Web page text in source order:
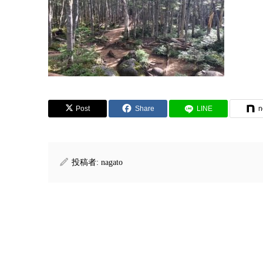
Post Share LINE
投稿者: nagato